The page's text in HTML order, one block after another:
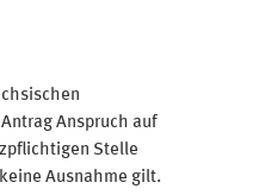
Anspruch auf
Stelle
Ausnahme gilt.